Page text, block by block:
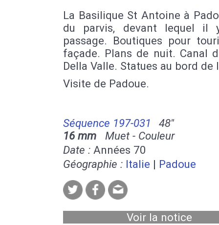
La Basilique St Antoine à
du parvis, devant lequel il
passage. Boutiques pour
façade. Plans de nuit. Canal
Della Valle. Statues au bord de
Visite de Padoue.
Séquence 197-031
48''
16 mm Muet - Couleur
Date : Années 70
Géographie : Italie | Padoue
Voir la notice